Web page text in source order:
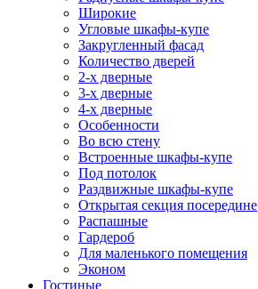
Широкие
Угловые шкафы-купе
Закругленный фасад
Количество дверей
2-х дверные
3-х дверные
4-х дверные
Особенности
Во всю стену
Встроенные шкафы-купе
Под потолок
Раздвижные шкафы-купе
Открытая секция посередине
Распашные
Гардероб
Для маленького помещения
Эконом
Гостиные